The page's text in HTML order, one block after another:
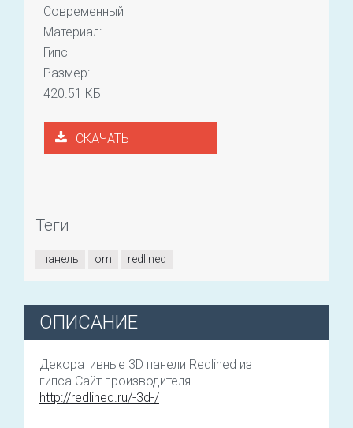
Современный
Материал:
Гипс
Размер:
420.51 КБ
СКАЧАТЬ
Теги
панель om redlined
ОПИСАНИЕ
Декоративные 3D панели Redlined из
гипса.Сайт производителя
http://redlined.ru/-3d-/